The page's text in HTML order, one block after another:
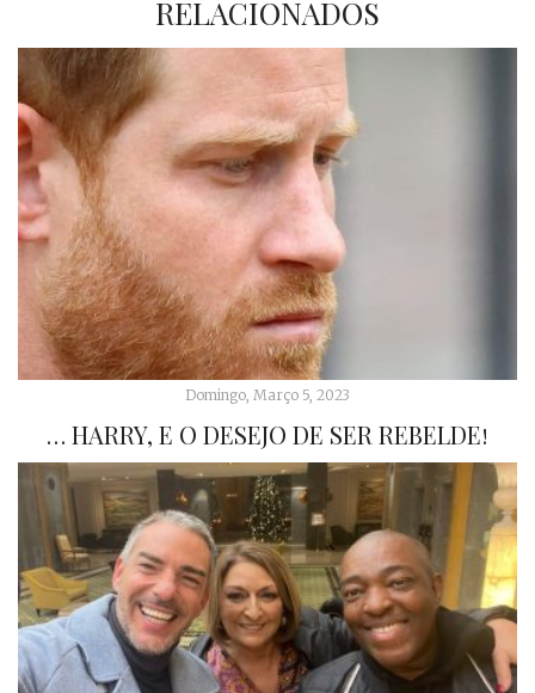
RELACIONADOS
Domingo, Março 5, 2023
… HARRY, E O DESEJO DE SER REBELDE!